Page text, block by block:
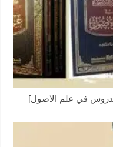
في علم الاصول]